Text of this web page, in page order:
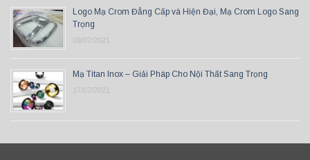
Logo Mạ Crom Đẳng Cấp và Hiện Đại, Mạ Crom Logo Sang
Trọng
09/07/2021
Mạ Titan Inox – Giải Pháp Cho Nội Thất Sang Trọng
17/07/2021